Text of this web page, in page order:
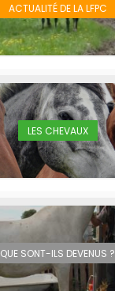
ACTUALITÉ DE LA LFPC
LES CHEVAUX
QUE SONT-ILS DEVENUS ?